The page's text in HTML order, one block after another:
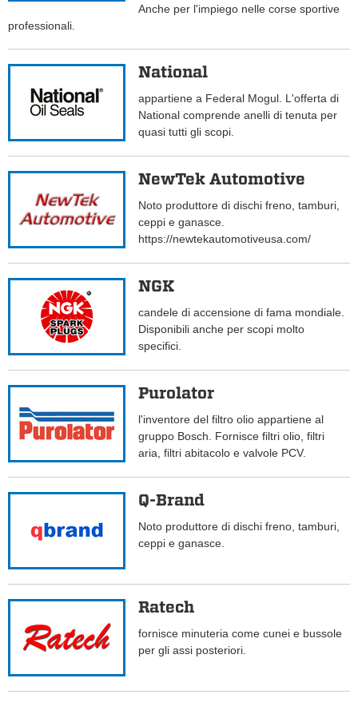
Anche per l'impiego nelle corse sportive
professionali.
National
appartiene a Federal Mogul. L'offerta di
National comprende anelli di tenuta per
quasi tutti gli scopi.
NewTek Automotive
Noto produttore di dischi freno, tamburi,
ceppi e ganasce.
https://newtekautomotiveusa.com/
NGK
candele di accensione di fama mondiale.
Disponibili anche per scopi molto
specifici.
Purolator
l'inventore del filtro olio appartiene al
gruppo Bosch. Fornisce filtri olio, filtri
aria, filtri abitacolo e valvole PCV.
Q-Brand
Noto produttore di dischi freno, tamburi,
ceppi e ganasce.
Ratech
fornisce minuteria come cunei e bussole
per gli assi posteriori.